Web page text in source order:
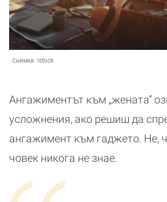
Снимка: Istock
Ангажиментът към „жената“
усложнения, ако решиш да
ангажимент към гаджето. Не,
човек никога не знае.